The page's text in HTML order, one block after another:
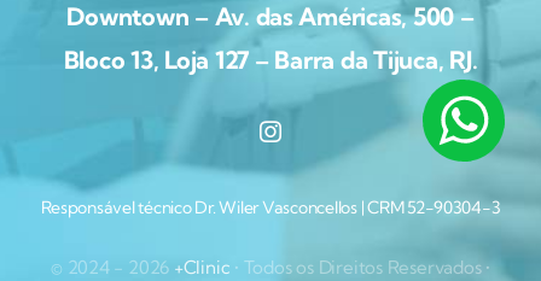
Downtown – Av. das Américas, 500 –
Bloco 13, Loja 127 – Barra da Tijuca, RJ.
Responsável técnico Dr. Wiler Vasconcellos | CRM 52-90304-3
© 2024 - 2026 +Clinic • Todos os Direitos Reservados •